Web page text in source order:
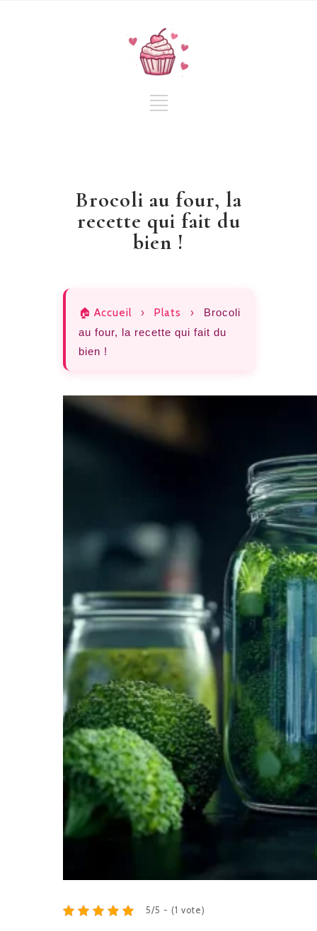
Brocoli au four, la
recette qui fait du
bien !
🏠 Accueil › Plats ›
Brocoli
au four, la recette qui fait du
bien !
5/5 - (1 vote)